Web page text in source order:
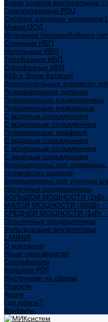
Блоки розеток вертикальные
Горизонтальные PDU
Система изоляции коридоров
Микро ЦОД
Источники бесперебойного
Стоечные ИБП
Напольные ИБП
Трёхфазные ИБП
Однофазные ИБП
АКБ и блоки батарей
Дополнительные элементы
Резервирование питания
Прецизионные кондиционеры
Прецизионные межрядные
С водяным охлаждением
С воздушным охлаждением
Прецизионные шкафные
С водяным охлаждением
С воздушным охлаждением
С двойным охлаждением
Кондиционеры для
технических шкафов
Кондиционеры для уличных
Настенные кондиционеры
БОЛЬШОЙ МОЩНОСТИ (2кВт -
МАЛОЙ МОЩНОСТИ (500Вт –
СРЕДНЕЙ МОЩНОСТИ (1кВт -
Потолочные кондиционеры
Фильтрующие вентиляторы
LANMIR
О компании
Наше производство
Сертификаты
Каталоги PDF
Инструкции по сборке
Новости
Акции
Где купить?
Контакты